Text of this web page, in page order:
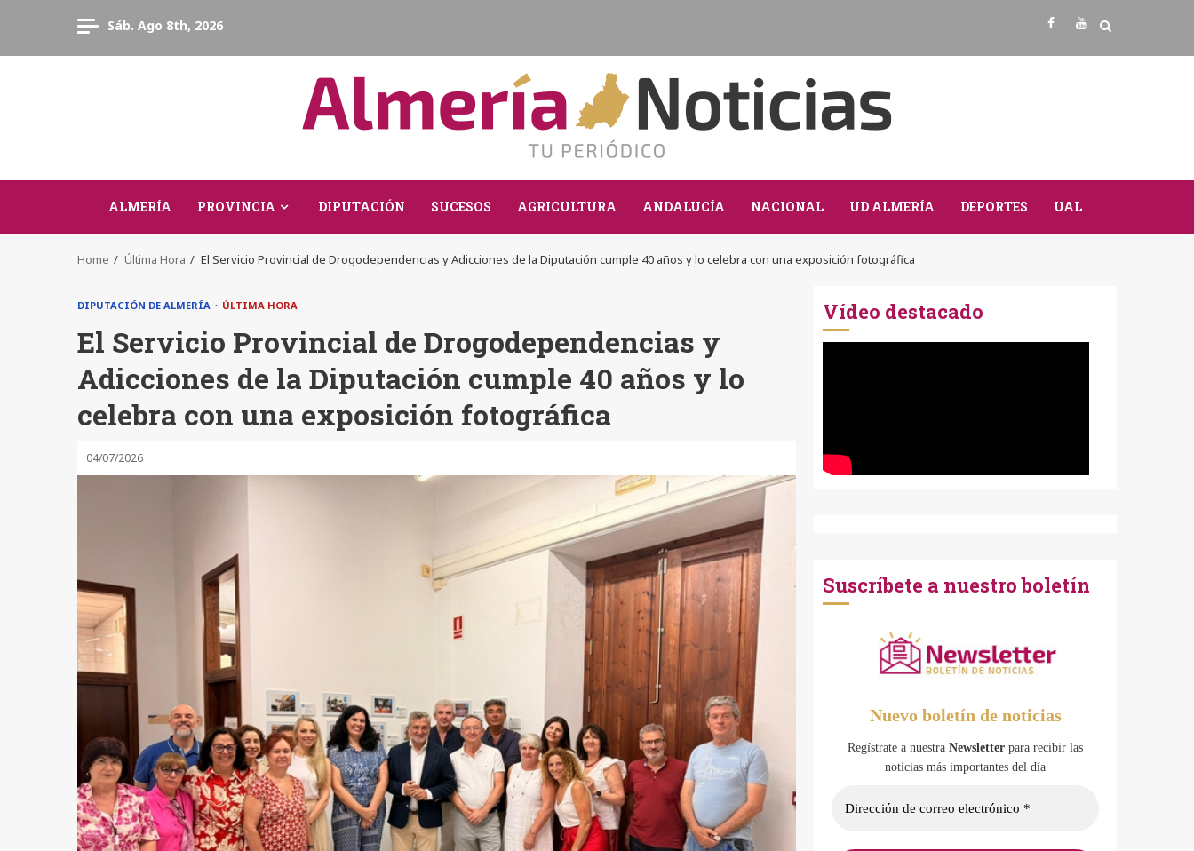
Sáb. Ago 8th, 2026 Facebook
Youtube
ALMERÍA PROVINCIA DIPUTACIÓN SUCESOS AGRICULTURA ANDALUCÍA NACIONAL UD ALMERÍA DEPORTES UAL
Home Última Hora El Servicio Provincial de Drogodependencias y Adicciones de la Diputación cumple 40 años y lo celebra con una exposición fotográfica
DIPUTACIÓN DE ALMERÍA ÚLTIMA HORA
El Servicio Provincial de Drogodependencias y
Adicciones de la Diputación cumple 40 años y lo
celebra con una exposición fotográfica
04/07/2026
Vídeo destacado
Suscríbete a nuestro boletín
Nuevo boletín de noticias
Regístrate a nuestra Newsletter para recibir las
noticias más importantes del día